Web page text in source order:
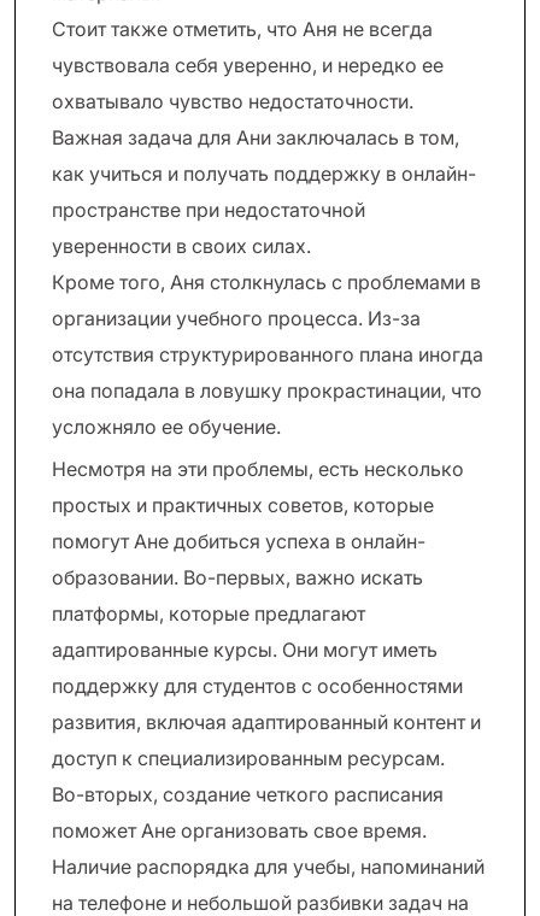
Стоит также отметить, что Аня не всегда
чувствовала себя уверенно, и нередко ее
охватывало чувство недостаточности.
Важная задача для Ани заключалась в том,
как учиться и получать поддержку в онлайн-
пространстве при недостаточной
уверенности в своих силах.
Кроме того, Аня столкнулась с проблемами в
организации учебного процесса. Из-за
отсутствия структурированного плана иногда
она попадала в ловушку прокрастинации, что
усложняло ее обучение.
Несмотря на эти проблемы, есть несколько
простых и практичных советов, которые
помогут Ане добиться успеха в онлайн-
образовании. Во-первых, важно искать
платформы, которые предлагают
адаптированные курсы. Они могут иметь
поддержку для студентов с особенностями
развития, включая адаптированный контент и
доступ к специализированным ресурсам.
Во-вторых, создание четкого расписания
поможет Ане организовать свое время.
Наличие распорядка для учебы, напоминаний
на телефоне и небольшой разбивки задач на